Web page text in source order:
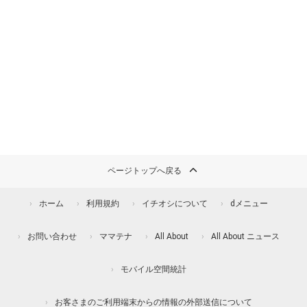
ページトップへ戻る
ホーム 利用規約 イチオシについて dメニュー
お問い合わせ ママテナ All About All About ニュース
モバイル空間統計
お客さまのご利用端末からの情報の外部送信について